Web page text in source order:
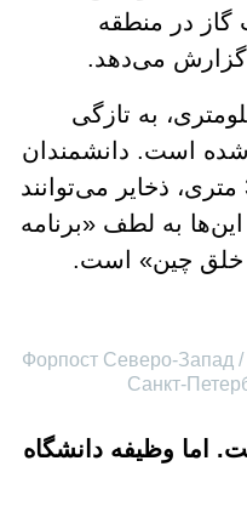
گاز در منطقه
گزارش می‌دهد.
به تازگی
شده است. دانشمندان
معتقدند که در لایه‌های 3000 متری، ذخایر می‌توانند
به لطف «برنامه
خلق چین» است.
© Форпост Северо-
Санкт-
اما وظیفه دانشگاه